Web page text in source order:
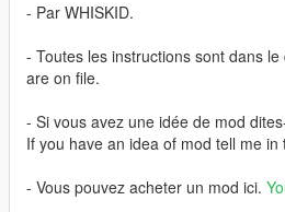
- Par WHISKID.
- Toutes les instructions sont dans
are on file.
- Si vous avez une idée de mod
If you have an idea of ​​mod tell me in
- Vous pouvez acheter un mod ici.